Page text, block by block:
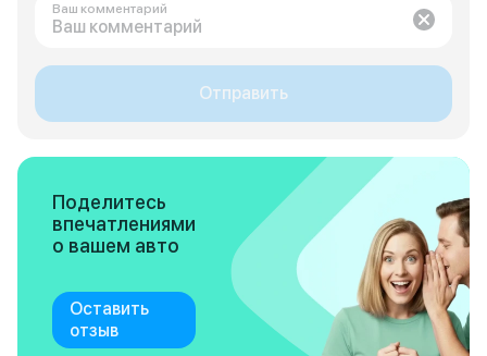
Ваш комментарий
Отправить
Поделитесь
впечатлениями
о вашем авто
Оставить
отзыв